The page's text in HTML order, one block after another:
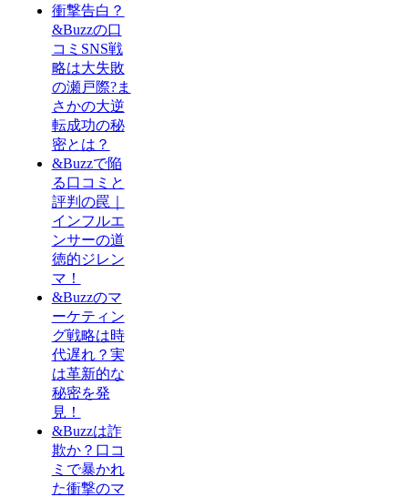
衝撃告白？
&Buzzの口
コミSNS戦
略は大失敗
の瀬戸際?ま
さかの大逆
転成功の秘
密とは？
&Buzzで陥
る口コミと
評判の罠｜
インフルエ
ンサーの道
徳的ジレン
マ！
&Buzzのマ
ーケティン
グ戦略は時
代遅れ？実
は革新的な
秘密を発
見！
&Buzzは詐
欺か？口コ
ミで暴かれ
た衝撃のマ